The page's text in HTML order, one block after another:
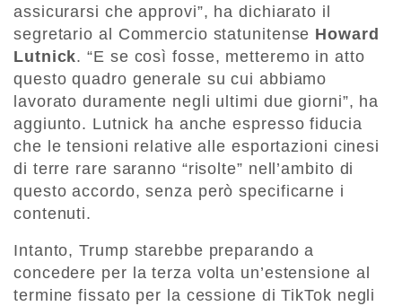
assicurarsi che approvi”, ha dichiarato il
segretario al Commercio statunitense Howard
Lutnick. “E se così fosse, metteremo in atto
questo quadro generale su cui abbiamo
lavorato duramente negli ultimi due giorni”, ha
aggiunto. Lutnick ha anche espresso fiducia
che le tensioni relative alle esportazioni cinesi
di terre rare saranno “risolte” nell’ambito di
questo accordo, senza però specificarne i
contenuti.
Intanto, Trump starebbe preparando a
concedere per la terza volta un’estensione al
termine fissato per la cessione di TikTok negli